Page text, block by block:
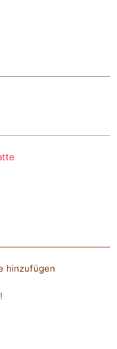
hinzufügen